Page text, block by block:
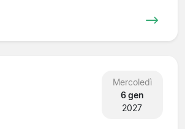
Mercoledì
6 gen
2027